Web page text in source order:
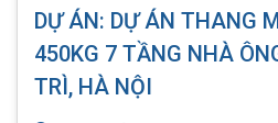
DỰ ÁN: DỰ ÁN THANG
450KG 7 TẦNG NHÀ
TRÌ, HÀ NỘI